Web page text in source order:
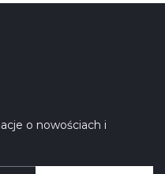
o nowościach i